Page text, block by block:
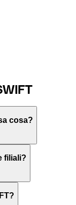
cosa?
Paesi.
filiali?
utilizzano